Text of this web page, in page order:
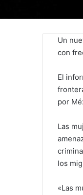
Un
con
El
por
Las
los
«Las